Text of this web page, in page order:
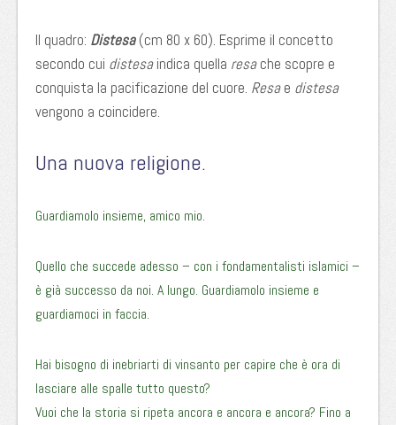
Il quadro: Distesa(cm 80 x 60). Esprime il concetto
secondo cui distesaindica quella resache scopre e
conquista la pacificazione del cuore. Resae distesa
vengono a coincidere.
Una nuova religione.
Guardiamolo insieme, amico mio.
Quello che succede adesso – con i fondamentalisti islamici –
è già successo da noi. A lungo. Guardiamolo insieme e
guardiamoci in faccia.
Hai bisogno di inebriarti di vinsanto per capire che è ora di
lasciare alle spalle tutto questo?
Vuoi che la storia si ripeta ancora e ancora e ancora? Fino a